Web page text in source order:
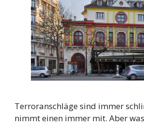
Terroranschläge sind immer
nimmt einen immer mit. Aber